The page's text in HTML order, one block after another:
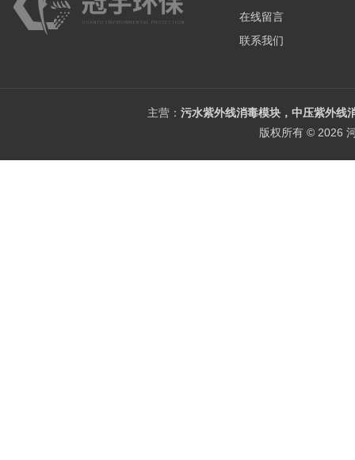
在线留言
联系我们
主营： 污水紫外线消毒模块，中压紫外线
版权所有 © 2026